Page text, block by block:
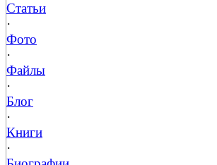
Статьи
·
Фото
·
Файлы
·
Блог
·
Книги
·